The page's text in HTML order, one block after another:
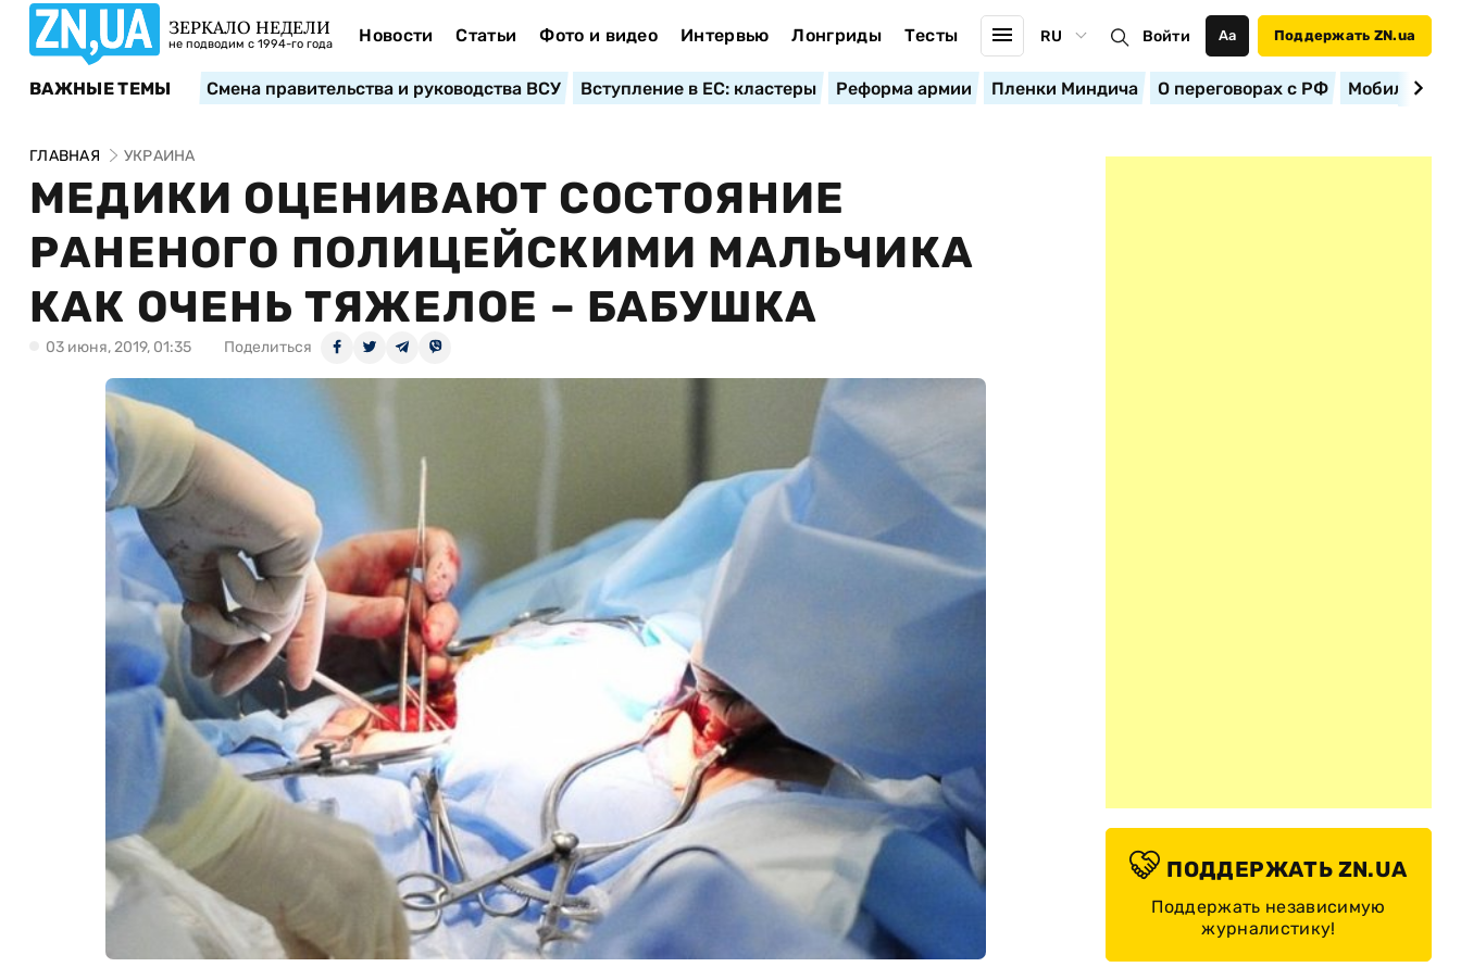
ЗЕРКАЛО НЕДЕЛИ
не подводим с 1994-го года Новости Статьи Фото и видео Интервью Лонгриды Тесты RU Войти Аа Поддержать ZN.ua
ВАЖНЫЕ ТЕМЫ Смена правительства и руководства ВСУ Вступление в ЕС: кластеры Реформа армии Пленки Миндича О переговорах с РФ
ГЛАВНАЯ УКРАИНА
МЕДИКИ ОЦЕНИВАЮТ СОСТОЯНИЕ
РАНЕНОГО ПОЛИЦЕЙСКИМИ МАЛЬЧИКА
КАК ОЧЕНЬ ТЯЖЕЛОЕ – БАБУШКА
03 июня, 2019, 01:35 Поделиться
ПОДДЕРЖАТЬ ZN.UA
Поддержать независимую
журналистику!